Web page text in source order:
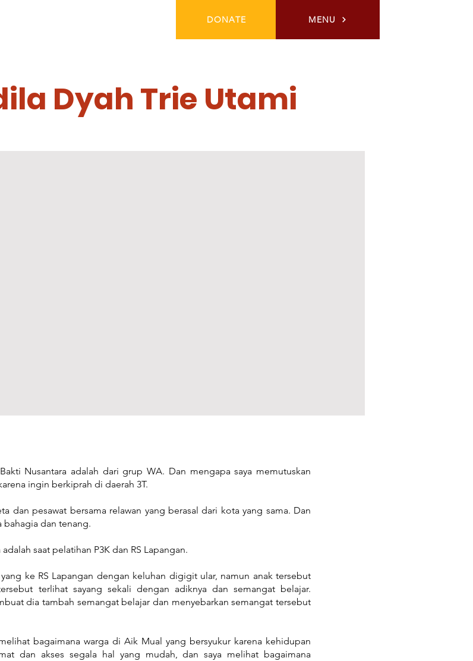
DONATE MENU
Dyah Trie Utami
Nusantara adalah dari grup WA. Dan mengapa saya memutuskan
ingin berkiprah di daerah 3T.
dan pesawat bersama relawan yang berasal dari kota yang sama. Dan
bahagia dan tenang.
saat pelatihan P3K dan RS Lapangan.
ke RS Lapangan dengan keluhan digigit ular, namun anak tersebut
terlihat sayang sekali dengan adiknya dan semangat belajar.
dia tambah semangat belajar dan menyebarkan semangat tersebut
bagaimana warga di Aik Mual yang bersyukur karena kehidupan
dan akses segala hal yang mudah, dan saya melihat bagaimana